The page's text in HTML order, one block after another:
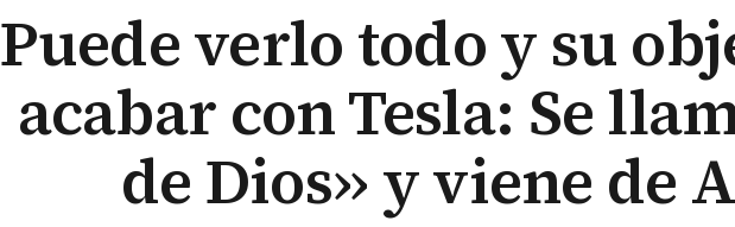
Puede verlo todo y su
acabar con Tesla: Se
de Dios›› y viene de